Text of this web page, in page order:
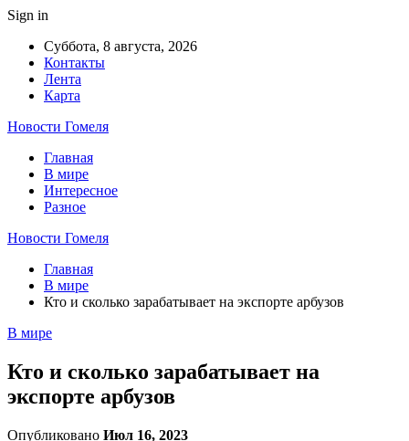
Sign in
Суббота, 8 августа, 2026
Контакты
Лента
Карта
Новости Гомеля
Главная
В мире
Интересное
Разное
Новости Гомеля
Главная
В мире
Кто и сколько зарабатывает на экспорте арбузов
В мире
Кто и сколько зарабатывает на
экспорте арбузов
Опубликовано Июл 16, 2023